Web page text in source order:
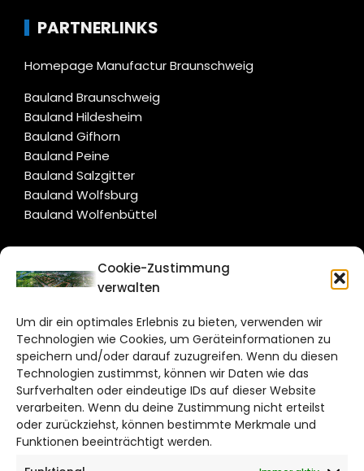
Cookie-Zustimmung
verwalten
Um dir ein optimales Erlebnis zu bieten, verwenden wir
Technologien wie Cookies, um Geräteinformationen zu
speichern und/oder darauf zuzugreifen. Wenn du diesen
Technologien zustimmst, können wir Daten wie das
Surfverhalten oder eindeutige IDs auf dieser Website
verarbeiten. Wenn du deine Zustimmung nicht erteilst
oder zurückziehst, können bestimmte Merkmale und
Funktionen beeinträchtigt werden.
PARTNERLINKS
Homepage Manufactur Braunschweig
Bauland Braunschweig
Bauland Hildesheim
Bauland Gifhorn
Bauland Peine
Bauland Salzgitter
Bauland Wolfsburg
Bauland Wolfenbüttel
CITYLIFE!
Bruchtorwall 12
38100 Braunschweig
Telefon: 0531 387220 – 65
DAS STADTMAGAZIN FÜR
SALZGITTER